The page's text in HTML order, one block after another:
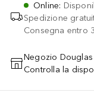
Online:
Spedizione
Consegna entro
Negozio Douglas
Controlla la